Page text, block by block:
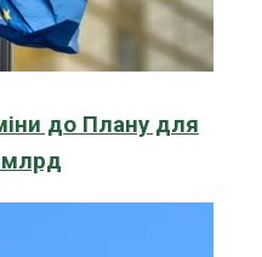
до Плану для
млрд